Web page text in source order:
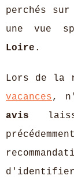
perchés
une vue
Loire .
Lors de la
vacances,
avis